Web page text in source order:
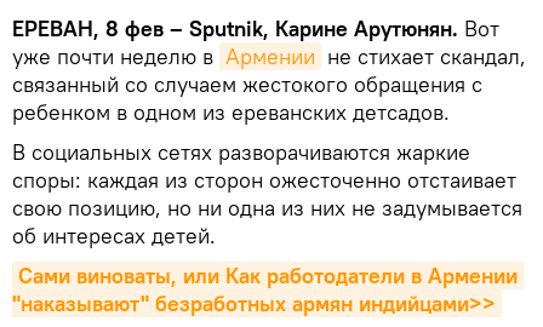
ЕРЕВАН, 8 фев – Sputnik, Карине Арутюнян. Вот
уже почти неделю в Армении не стихает скандал,
связанный со случаем жестокого обращения с
ребенком в одном из ереванских детсадов.
В социальных сетях разворачиваются жаркие
споры: каждая из сторон ожесточенно отстаивает
свою позицию, но ни одна из них не задумывается
об интересах детей.
Сами виноваты, или Как работодатели в Армении
"наказывают" безработных армян индийцами>>